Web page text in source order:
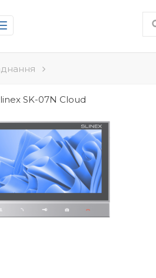
Toggle
navigation
SK-07N Cloud